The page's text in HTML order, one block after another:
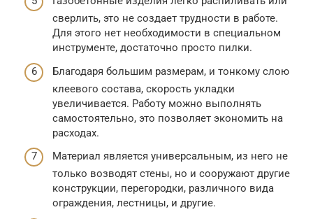
сверлить, это не создает трудности в работе.
Для этого нет необходимости в специальном
инструменте, достаточно просто пилки.
Благодаря большим размерам, и тонкому слою
клеевого состава, скорость укладки
увеличивается. Работу можно выполнять
самостоятельно, это позволяет экономить на
расходах.
Материал является универсальным, из него не
только возводят стены, но и сооружают другие
конструкции, перегородки, различного вида
ограждения, лестницы, и другие.